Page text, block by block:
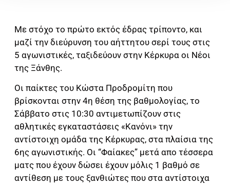
Με στόχο το πρώτο εκτός έδρας τρίποντο, και
μαζί την διεύρυνση του αήττητου σερί τους στις
5 αγωνιστικές, ταξιδεύουν στην Κέρκυρα οι Νέοι
της Ξάνθης.
Οι παίκτες του Κώστα Προδρομίτη που
βρίσκονται στην 4η θέση της βαθμολογίας, το
Σάββατο στις 10:30 αντιμετωπίζουν στις
αθλητικές εγκαταστάσεις «Κανόνι» την
αντίστοιχη ομάδα της Κέρκυρας, στα πλαίσια της
6ης αγωνιστικής. Οι “Φαίακες” μετά απο τέσσερα
ματς που έχουν δώσει έχουν μόλις 1 βαθμό σε
αντίθεση με τους ξανθιώτες που στα αντίστοιχα